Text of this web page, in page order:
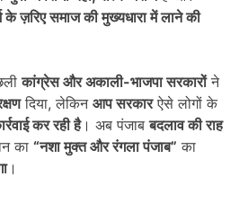
के ज़रिए समाज की मुख्यधारा में लाने की
कांग्रेस और अकाली-भाजपा सरकारोंने
दिया, लेकिन आप सरकारऐसे लोगों के
कर रही है। अब पंजाबबदलाव की राह
का “नशा मुक्त और रंगला पंजाब” का
।